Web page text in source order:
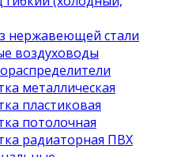
нержавеющей стали
воздуховоды
металлическая
пластиковая
потолочная
радиаторная ПВХ